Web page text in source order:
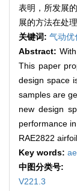
表明，所发展
展的方法在处
关键词: 气动优
Abstract:
This paper
design space
samples are
new design
performance
RAE2822
Key words:
中图分类号:
V221.3